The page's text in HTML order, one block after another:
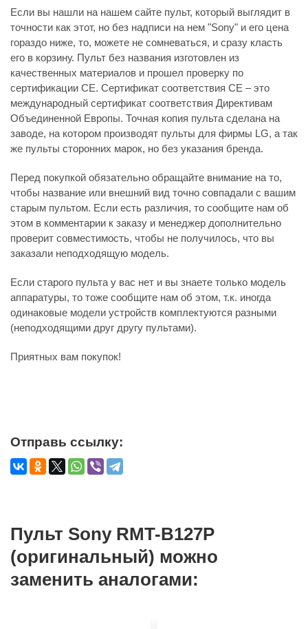
Если вы нашли на нашем сайте пульт, который выглядит в
точности как этот, но без надписи на нем "Sony" и его цена
гораздо ниже, то, можете не сомневаться, и сразу класть
его в корзину. Пульт без названия изготовлен из
качественных материалов и прошел проверку по
сертификации CE. Сертификат соответствия СЕ – это
международный сертификат соответствия Директивам
Объединенной Европы. Точная копия пульта сделана на
заводе, на котором производят пульты для фирмы LG, а так
же пульты сторонних марок, но без указания бренда.
Перед покупкой обязательно обращайте внимание на то,
чтобы название или внешний вид точно совпадали с вашим
старым пультом. Если есть различия, то сообщите нам об
этом в комментарии к заказу и менеджер дополнительно
проверит совместимость, чтобы не получилось, что вы
заказали неподходящую модель.
Если старого пульта у вас нет и вы знаете только модель
аппаратуры, то тоже сообщите нам об этом, т.к. иногда
одинаковые модели устройств комплектуются разными
(неподходящими друг другу пультами).
Приятных вам покупок!
Отправь ссылку:
Пульт Sony RMT-B127P
(оригинальный) можно
заменить аналогами: